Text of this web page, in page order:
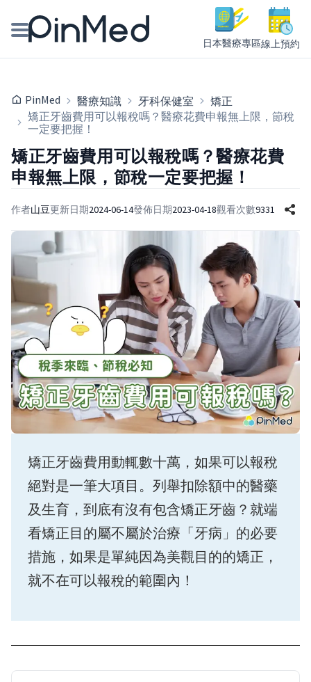
日本醫療專區線上預約
醫師專欄專訪
健康主題館
我是醫療人員
PinMed 醫療知識 牙科保健室
矯正
矯正牙齒費用可以報稅嗎？醫療花費申報無上限，節稅
一定要把握！
矯正牙齒費用可以報稅嗎？醫療花費
申報無上限，節稅一定要把握！
作者山豆更新日期2024-06-14發佈日期2023-04-18觀看次數9331
矯正牙齒費用動輒數十萬，如果可以報稅
絕對是一筆大項目。列舉扣除額中的醫藥
及生育，到底有沒有包含矯正牙齒？就端
看矯正目的屬不屬於治療「牙病」的必要
措施，如果是單純因為美觀目的的矯正，
就不在可以報稅的範圍內！